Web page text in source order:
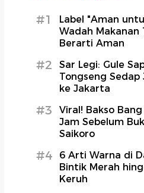
#1
Label "Aman
Wadah Makanan
Berarti Aman
#2
Sar Legi: Gule
Tongseng Sedap
ke Jakarta
#3
Viral! Bakso
Jam Sebelum
Saikoro
#4
6 Arti Warna di
Bintik Merah
Keruh